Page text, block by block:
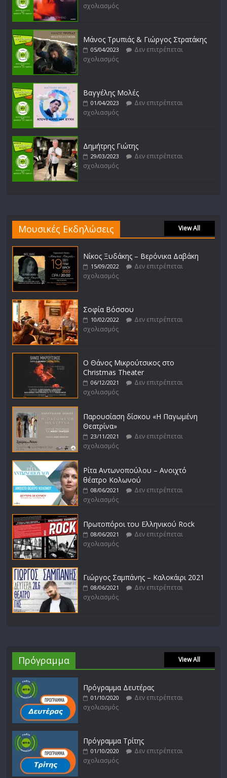
σχολιασμός
Μάνος Τρυπιάς & Γιώργος Στρατάκης
05/04/2023
Δεν επιτρέπεται
σχολιασμός
Βαγγέλης Μολές
01/04/2023
Δεν επιτρέπεται
σχολιασμός
Δημήτρης Γιώτης
29/03/2023
Δεν επιτρέπεται
σχολιασμός
Μουσικές Εκδηλώσεις View All
Νίκος Ξυδάκης – Βερόνικα Δαβάκη
15/09/2022
Δεν επιτρέπεται
σχολιασμός
Σοφία Βόσσου
10/02/2022
Δεν επιτρέπεται
σχολιασμός
Ο Θάνος Μικρούτσικος στο
Christmas Theater
06/12/2021
Δεν επιτρέπεται
σχολιασμός
Παρουσίαση δίσκου «Η Παγωμένη
Θεατρίνα»
23/11/2021
Δεν επιτρέπεται
σχολιασμός
Ρίτα Αντωνοπούλου – Ανοιχτό
θέατρο Κολωνού
08/06/2021
Δεν επιτρέπεται
σχολιασμός
Πρωτοπόροι του Ελληνικού Rock
08/06/2021
Δεν επιτρέπεται
σχολιασμός
Γιώργος Σαμπάνης – Καλοκάιρι 2021
08/06/2021
Δεν επιτρέπεται
σχολιασμός
Πρόγραμμα View All
Πρόγραμμα Δευτέρας
01/10/2020
Δεν επιτρέπεται
σχολιασμός
Πρόγραμμα Τρίτης
01/10/2020
Δεν επιτρέπεται
σχολιασμός